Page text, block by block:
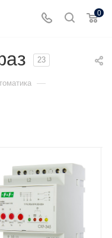
0
23
—